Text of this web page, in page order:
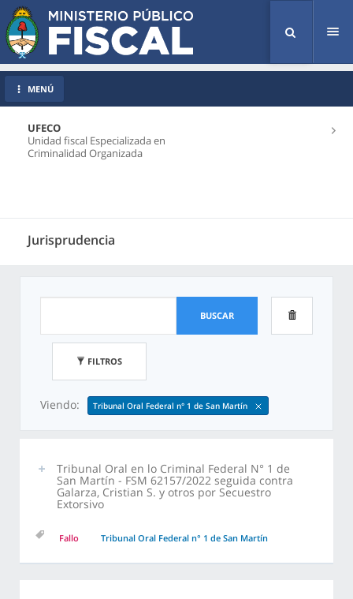
UFECO
Unidad fiscal Especializada en
Criminalidad Organizada
Jurisprudencia
MENÚ
BUSCAR
FILTROS
Viendo: Tribunal Oral Federal n° 1 de San Martín
Tribunal Oral en lo Criminal Federal N° 1 de
San Martín - FSM 62157/2022 seguida contra
Galarza, Cristian S. y otros por Secuestro
Extorsivo
Fallo Tribunal Oral Federal n° 1 de San Martín